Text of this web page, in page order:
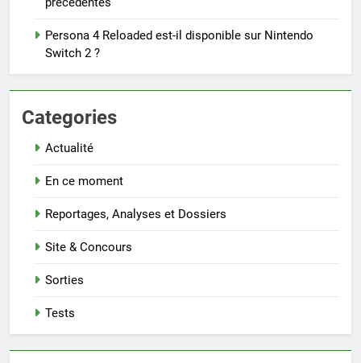
Persona 4 Reloaded est-il disponible sur Nintendo
Switch 2 ?
Categories
Actualité
En ce moment
Reportages, Analyses et Dossiers
Site & Concours
Sorties
Tests